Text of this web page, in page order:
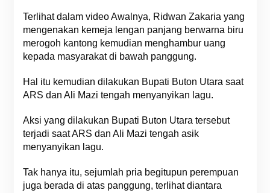
Terlihat dalam video Awalnya, Ridwan Zakaria yang
mengenakan kemeja lengan panjang berwarna biru
merogoh kantong kemudian menghambur uang
kepada masyarakat di bawah panggung.
Hal itu kemudian dilakukan Bupati Buton Utara saat
ARS dan Ali Mazi tengah menyanyikan lagu.
Aksi yang dilakukan Bupati Buton Utara tersebut
terjadi saat ARS dan Ali Mazi tengah asik
menyanyikan lagu.
Tak hanya itu, sejumlah pria begitupun perempuan
juga berada di atas panggung, terlihat diantara